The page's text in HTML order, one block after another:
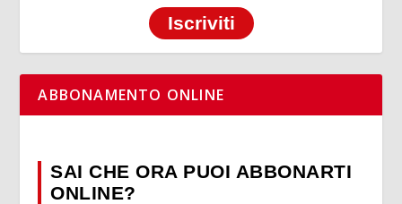
Iscriviti
ABBONAMENTO ONLINE
SAI CHE ORA PUOI ABBONARTI
ONLINE?